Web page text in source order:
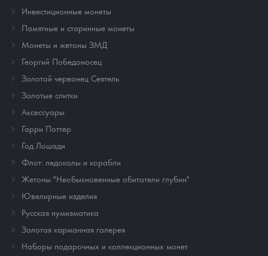
Инвестиционные монеты
Памятные и старинные монеты
Монеты и жетоны ЗМД
Георгий Победоносец
Золотой червонец Сеятель
Золотые слитки
Аксессуары
Гарри Поттер
Год Лошади
Флот: ледоколы и корабли
Жетоны "Необыкновенные обитатели глубин"
Ювелирные изделия
Русская нумизматика
Золотая карманная галерея
Наборы подарочных и коллекционных монет